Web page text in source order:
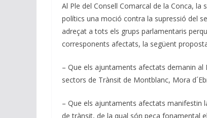
Al Ple del Consell Comarcal de la Conca, la
polítics una moció contra la supressió del
adreçat a tots els grups parlamentaris
corresponents afectats, la següent
– Que els ajuntaments afectats demanin
sectors de Trànsit de Montblanc, Mora
– Que els ajuntaments afectats manifestin
de trànsit, de la qual són peça fonamental